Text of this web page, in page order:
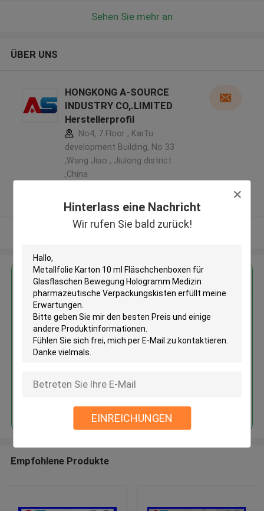
Hinterlass eine Nachricht
Wir rufen Sie bald zurück!
EINREICHUNGEN
Sehen Sie mehr an
ÜBER UNS
HONGKONG A-SOURCE
INDUSTRY CO,.LIMITED
Herstellerprofil
No4, 7 Floor , KaiTu
development Building, No 33
,Wang Jiao , Jiulong district
,China
Überprüfter Lieferant
Erhalten Sie den besten Preis für
Metallfolie Karton 10 ml
Fläschchenboxen für
Glasflaschen Bewegung
Verpackungskisten
Empfohlene Produkte